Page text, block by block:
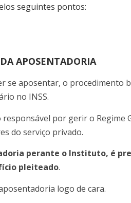
seguintes pontos:
APOSENTADORIA
se aposentar, o procedimento
no INSS.
por gerir o Regime
do serviço privado.
perante o Instituto, é
pleiteado.
logo de cara.